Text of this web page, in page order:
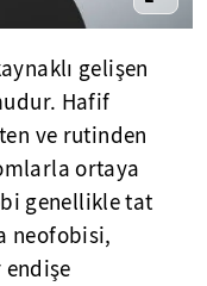
gelişen
Hafif
ve rutinden
ortaya
genellikle tat
neofobisi,